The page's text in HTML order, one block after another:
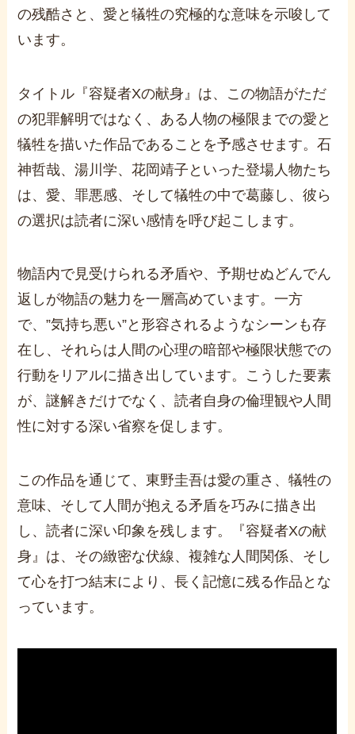
の残酷さと、愛と犠牲の究極的な意味を示唆して
います。
タイトル『容疑者Xの献身』は、この物語がただ
の犯罪解明ではなく、ある人物の極限までの愛と
犠牲を描いた作品であることを予感させます。石
神哲哉、湯川学、花岡靖子といった登場人物たち
は、愛、罪悪感、そして犠牲の中で葛藤し、彼ら
の選択は読者に深い感情を呼び起こします。
物語内で見受けられる矛盾や、予期せぬどんでん
返しが物語の魅力を一層高めています。一方
で、”気持ち悪い”と形容されるようなシーンも存
在し、それらは人間の心理の暗部や極限状態での
行動をリアルに描き出しています。こうした要素
が、謎解きだけでなく、読者自身の倫理観や人間
性に対する深い省察を促します。
この作品を通じて、東野圭吾は愛の重さ、犠牲の
意味、そして人間が抱える矛盾を巧みに描き出
し、読者に深い印象を残します。『容疑者Xの献
身』は、その緻密な伏線、複雑な人間関係、そし
て心を打つ結末により、長く記憶に残る作品とな
っています。